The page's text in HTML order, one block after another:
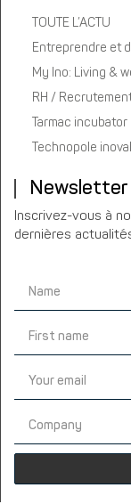
TOUTE L’ACTU
Entreprendre et
My Ino: Living &
RH /
Tarmac incubator
Technopole
Newsletter
Inscrivez-vous à
dernières